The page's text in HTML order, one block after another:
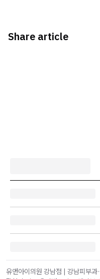
Share article
유앤아이의원 강남점 | 강남피부과